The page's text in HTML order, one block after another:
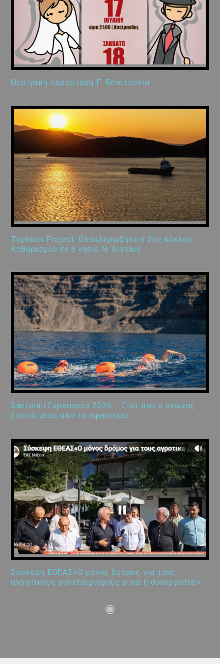
Θεατρική παράσταση Γ. Βενετούλια
Typhoon Project: Ολοκληρώθηκε ο 2ος κύκλος
Καθαρισμού σε 6 νησιά Ν. Αιγαίου
Santorini Experience 2026 – Εκεί που ο αγώνας
ξεκινά μέσα από το ηφαίστειο
Σύσκεψη ΕΘΕΑΣ«Ο μόνος δρόμος για τους
αγροτικούς συνεταιρισμούς είναι η συνεργασία!»